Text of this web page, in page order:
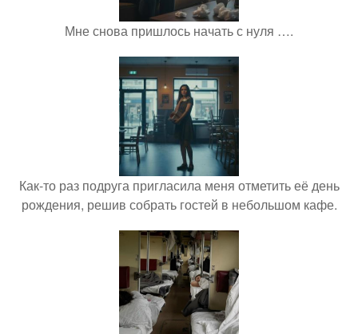
Мне снова пришлось начать с нуля ….
Как-то раз подруга пригласила меня отметить её день
рождения, решив собрать гостей в небольшом кафе.